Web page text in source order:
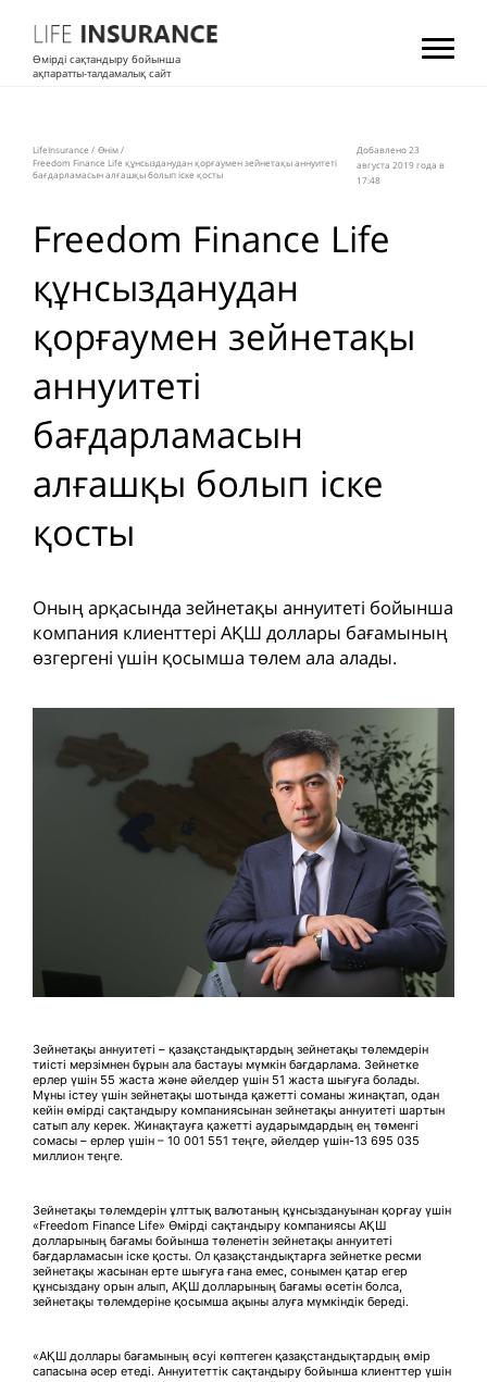
Өмірді сақтандыру бойынша
ақпаратты-талдамалық сайт
LifeInsurance / Өнім/
Freedom Finance Life құнсызданудан қорғаумен зейнетақы аннуитеті
бағдарламасын алғашқы болып іске қосты
Добавлено 23
августа 2019 года в
17:48
Freedom Finance Life
құнсызданудан
қорғаумен зейнетақы
аннуитеті
бағдарламасын
алғашқы болып іске
қосты
Оның арқасында зейнетақы аннуитеті бойынша
компания клиенттері АҚШ доллары бағамының
өзгергені үшін қосымша төлем ала алады.
Зейнетақы аннуитеті – қазақстандықтардың зейнетақы төлемдерін
тиісті мерзімнен бұрын ала бастауы мүмкін бағдарлама. Зейнетке
ерлер үшін 55 жаста және әйелдер үшін 51 жаста шығуға болады.
Мұны істеу үшін зейнетақы шотында қажетті соманы жинақтап, одан
кейін өмірді сақтандыру компаниясынан зейнетақы аннуитеті шартын
сатып алу керек. Жинақтауға қажетті аударымдардың ең төменгі
сомасы – ерлер үшін – 10 001 551 теңге, әйелдер үшін-13 695 035
миллион теңге.
Зейнетақы төлемдерін ұлттық валютаның құнсыздануынан қорғау үшін
«Freedom Finance Life» Өмірді сақтандыру компаниясы АҚШ
долларының бағамы бойынша төленетін зейнетақы аннуитеті
бағдарламасын іске қосты. Ол қазақстандықтарға зейнетке ресми
зейнетақы жасынан ерте шығуға ғана емес, сонымен қатар егер
құнсыздану орын алып, АҚШ долларының бағамы өсетін болса,
зейнетақы төлемдеріне қосымша ақыны алуға мүмкіндік береді.
«АҚШ доллары бағамының өсуі көптеген қазақстандықтардың өмір
сапасына әсер етеді. Аннуитеттік сақтандыру бойынша клиенттер үшін